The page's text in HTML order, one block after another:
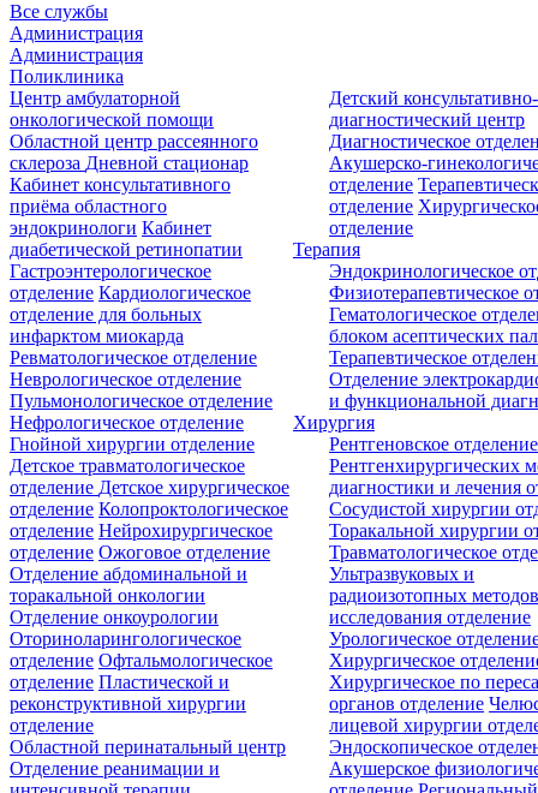
Все службы
Администрация
Администрация
Поликлиника
Центр амбулаторной
онкологической помощи
Областной центр рассеянного
склероза Дневной стационар
Кабинет консультативного
приёма областного
эндокринологи Кабинет
диабетической ретинопатии
Детский консультативно-
диагностический центр
Диагностическое
Акушерско-
отделение
отделение
отделение
Терапия
Гастроэнтерологическое
отделение Кардиологическое
отделение для больных
инфарктом миокарда
Ревматологическое отделение
Неврологическое отделение
Пульмонологическое отделение
Нефрологическое отделение
Эндокринологическое
Физиотерапевтическое
Гематологическое
блоком асептических
Терапевтическое
Отделение
и функциональной
Хирургия
Гнойной хирургии отделение
Детское травматологическое
отделение Детское хирургическое
отделение Колопроктологическое
отделение Нейрохирургическое
отделение Ожоговое отделение
Отделение абдоминальной и
торакальной онкологии
Отделение онкоурологии
Оториноларингологическое
отделение Офтальмологическое
отделение Пластической и
реконструктивной хирургии
отделение
Рентгеновское отделение
Рентгенхирургических
диагностики и лечения
Сосудистой хирургии
Торакальной хирургии
Травматологическое
Ультразвуковых и
радиоизотопных
исследования отделение
Урологическое
Хирургическое
Хирургическое по
органов отделение
лицевой хирургии
Эндоскопическое
Областной перинатальный центр
Отделение реанимации и
Акушерское